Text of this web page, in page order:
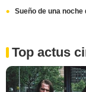
Sueño de una noche
Top actus